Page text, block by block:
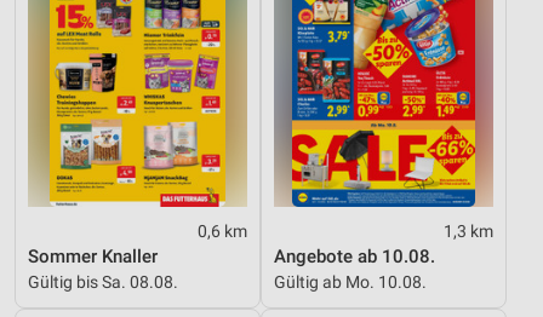
0,6 km
Sommer Knaller
Gültig bis Sa. 08.08.
1,3 km
Angebote ab 10.08.
Gültig ab Mo. 10.08.